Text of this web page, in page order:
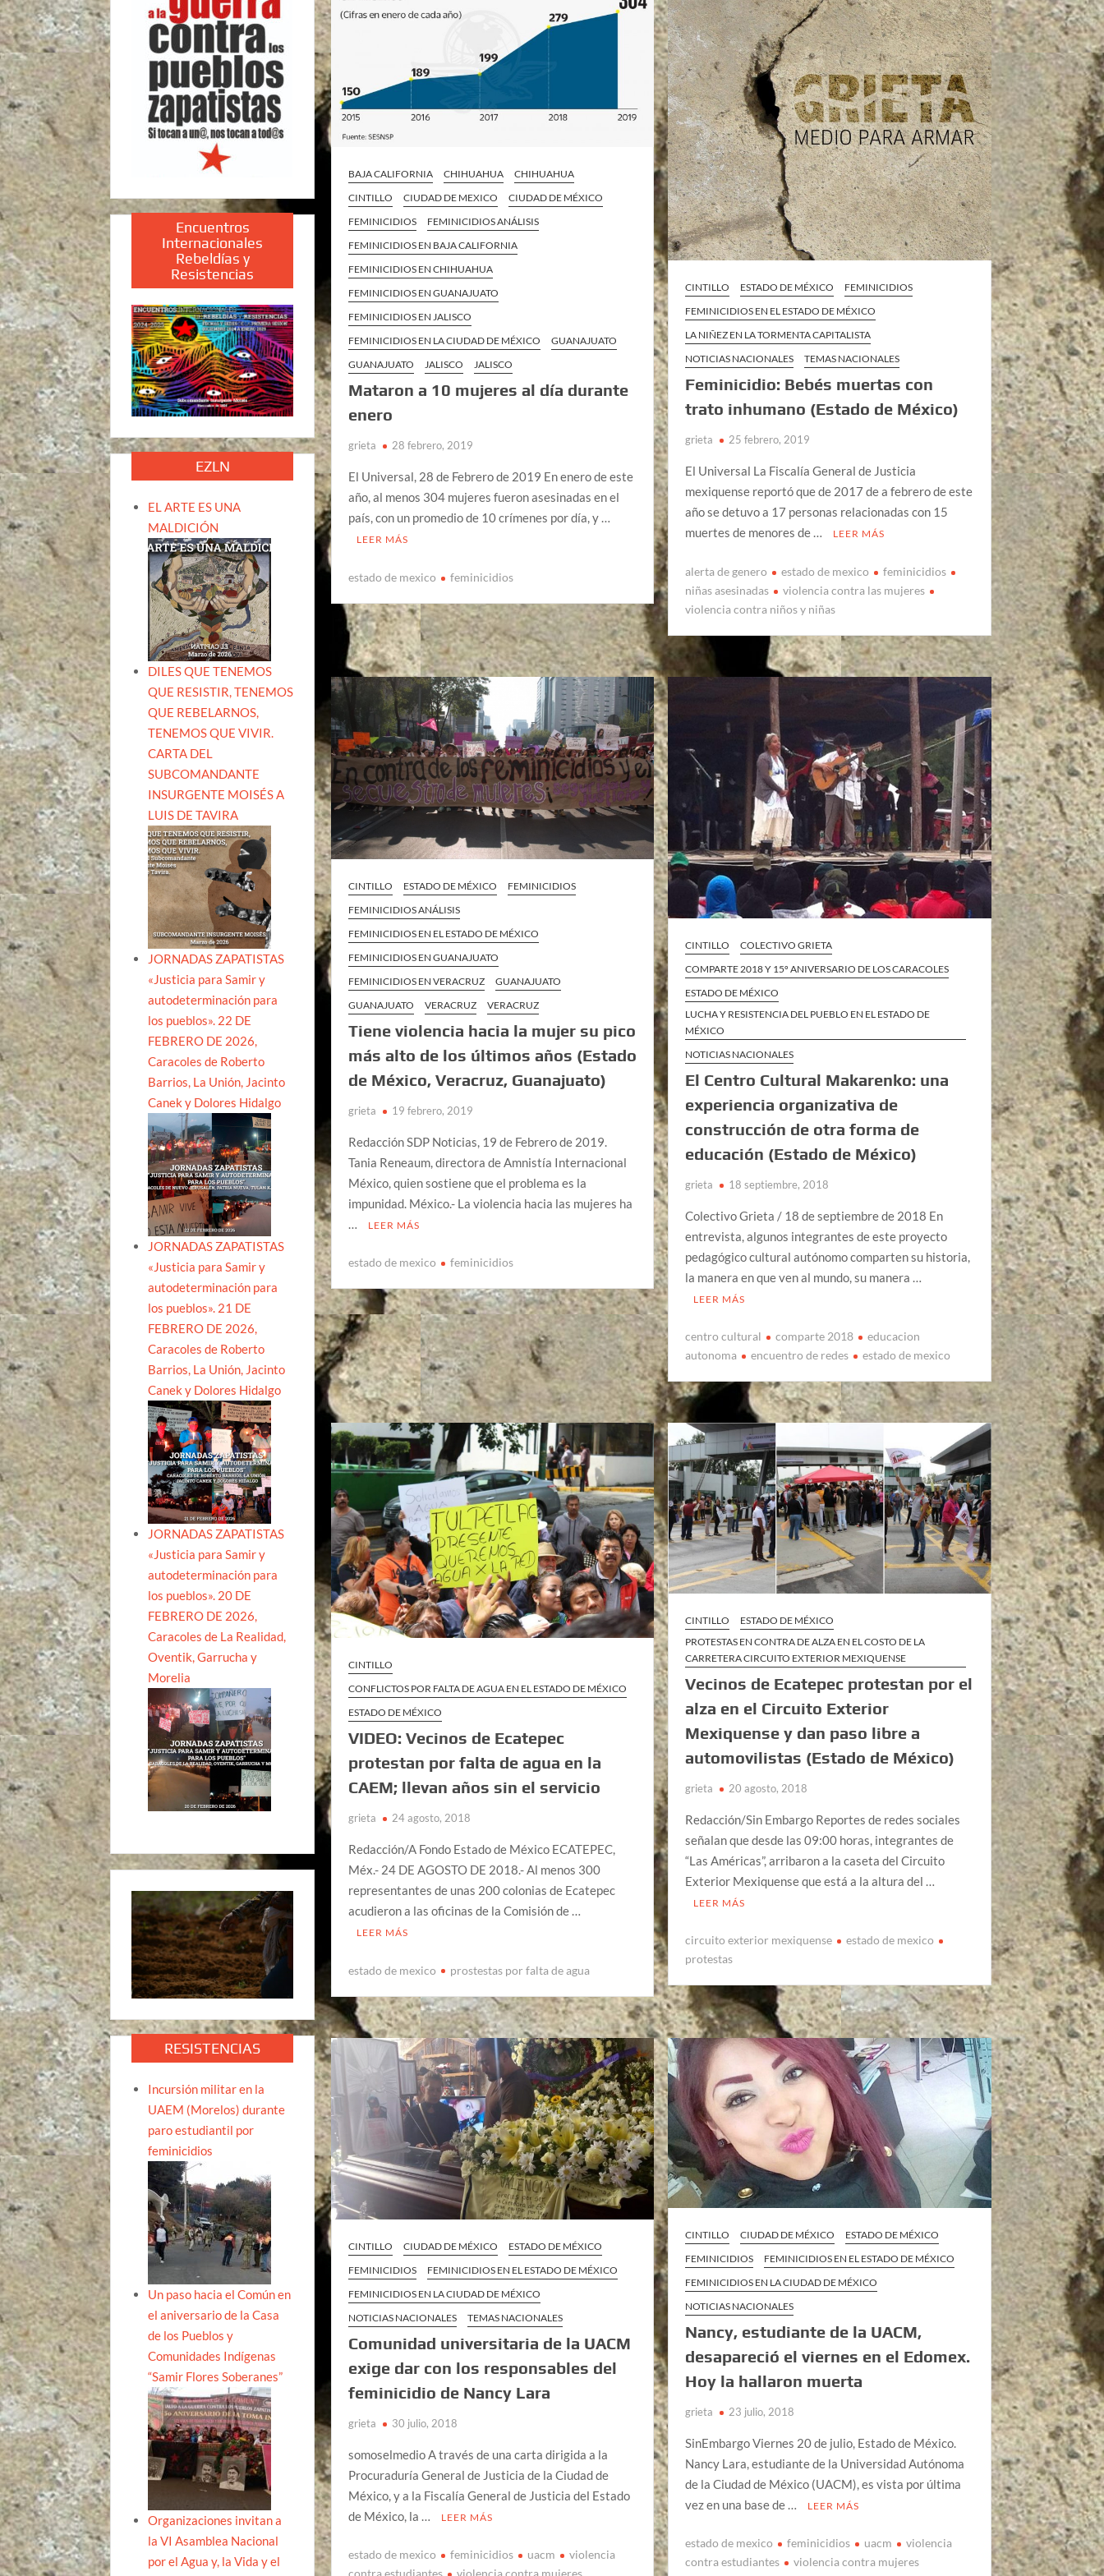
BAJA CALIFORNIA CHIHUAHUA
CHIHUAHUA
CINTILLO
CIUDAD DE MEXICO
CIUDAD DE MÉXICO
FEMINICIDIOS
FEMINICIDIOS ANÁLISIS
FEMINICIDIOS EN BAJA CALIFORNIA
FEMINICIDIOS EN CHIHUAHUA
FEMINICIDIOS EN GUANAJUATO
FEMINICIDIOS EN JALISCO
FEMINICIDIOS EN LA CIUDAD DE MÉXICO
GUANAJUATO
GUANAJUATO
JALISCO JALISCO
Mataron a 10 mujeres al día durante
enero
grieta 28 febrero, 2019
El Universal, 28 de Febrero de 2019 En enero de este
año, al menos 304 mujeres fueron asesinadas en el
país, con un promedio de 10 crímenes por día, y …
LEER MÁS
estado de mexico feminicidios
CINTILLO ESTADO DE MÉXICO
FEMINICIDIOS
FEMINICIDIOS EN EL ESTADO DE MÉXICO
LA NIÑEZ EN LA TORMENTA CAPITALISTA
NOTICIAS NACIONALES
TEMAS NACIONALES
Feminicidio: Bebés muertas con
trato inhumano (Estado de México)
grieta 25 febrero, 2019
El Universal La Fiscalía General de Justicia
mexiquense reportó que de 2017 de a febrero de este
año se detuvo a 17 personas relacionadas con 15
muertes de menores de …
LEER MÁS
alerta de genero estado de mexico
feminicidios
niñas asesinadas
violencia contra las mujeres
violencia contra niños y niñas
CINTILLO ESTADO DE MÉXICO
FEMINICIDIOS
FEMINICIDIOS ANÁLISIS
FEMINICIDIOS EN EL ESTADO DE MÉXICO
FEMINICIDIOS EN GUANAJUATO
FEMINICIDIOS EN VERACRUZ
GUANAJUATO
GUANAJUATO
VERACRUZ VERACRUZ
Tiene violencia hacia la mujer su pico
más alto de los últimos años (Estado
de México, Veracruz, Guanajuato)
grieta 19 febrero, 2019
Redacción SDP Noticias, 19 de Febrero de 2019.
Tania Reneaum, directora de Amnistía Internacional
México, quien sostiene que el problema es la
impunidad. México.- La violencia hacia las mujeres ha
…
LEER MÁS
estado de mexico feminicidios
CINTILLO
COLECTIVO GRIETA
COMPARTE 2018 Y 15º ANIVERSARIO DE LOS CARACOLES
ESTADO DE MÉXICO
LUCHA Y RESISTENCIA DEL PUEBLO EN EL ESTADO DE
MÉXICO
NOTICIAS NACIONALES
El Centro Cultural Makarenko: una
experiencia organizativa de
construcción de otra forma de
educación (Estado de México)
grieta 18 septiembre, 2018
Colectivo Grieta / 18 de septiembre de 2018 En
entrevista, algunos integrantes de este proyecto
pedagógico cultural autónomo comparten su historia,
la manera en que ven al mundo, su manera …
LEER MÁS
centro cultural comparte 2018
educacion
autonoma
encuentro de redes estado de mexico
CINTILLO
CONFLICTOS POR FALTA DE AGUA EN EL ESTADO DE MÉXICO
ESTADO DE MÉXICO
VIDEO: Vecinos de Ecatepec
protestan por falta de agua en la
CAEM; llevan años sin el servicio
grieta 24 agosto, 2018
Redacción/A Fondo Estado de México ECATEPEC,
Méx.- 24 DE AGOSTO DE 2018.- Al menos 300
representantes de unas 200 colonias de Ecatepec
acudieron a las oficinas de la Comisión de …
LEER MÁS
estado de mexico prostestas por falta de agua
CINTILLO
ESTADO DE MÉXICO
PROTESTAS EN CONTRA DE ALZA EN EL COSTO DE LA
CARRETERA CIRCUITO EXTERIOR MEXIQUENSE
Vecinos de Ecatepec protestan por el
alza en el Circuito Exterior
Mexiquense y dan paso libre a
automovilistas (Estado de México)
grieta 20 agosto, 2018
Redacción/Sin Embargo Reportes de redes sociales
señalan que desde las 09:00 horas, integrantes de
“Las Américas”, arribaron a la caseta del Circuito
Exterior Mexiquense que está a la altura del …
LEER MÁS
circuito exterior mexiquense
estado de mexico
protestas
CINTILLO CIUDAD DE MÉXICO
ESTADO DE MÉXICO
FEMINICIDIOS
FEMINICIDIOS EN EL ESTADO DE MÉXICO
FEMINICIDIOS EN LA CIUDAD DE MÉXICO
NOTICIAS NACIONALES
TEMAS NACIONALES
Comunidad universitaria de la UACM
exige dar con los responsables del
feminicidio de Nancy Lara
grieta 30 julio, 2018
somoselmedio A través de una carta dirigida a la
Procuraduría General de Justicia de la Ciudad de
México, y a la Fiscalía General de Justicia del Estado
de México, la …
LEER MÁS
estado de mexico feminicidios uacm
violencia
CINTILLO CIUDAD DE MÉXICO
ESTADO DE MÉXICO
FEMINICIDIOS
FEMINICIDIOS EN EL ESTADO DE MÉXICO
FEMINICIDIOS EN LA CIUDAD DE MÉXICO
NOTICIAS NACIONALES
Nancy, estudiante de la UACM,
desapareció el viernes en el Edomex.
Hoy la hallaron muerta
grieta 23 julio, 2018
SinEmbargo Viernes 20 de julio, Estado de México.
Nancy Lara, estudiante de la Universidad Autónoma
de la Ciudad de México (UACM), es vista por última
vez en una base de …
LEER MÁS
estado de mexico feminicidios uacm
violencia
contra estudiantes
violencia contra mujeres
Encuentros
Internacionales
Rebeldías y
Resistencias
EZLN
EL ARTE ES UNA
MALDICIÓN
DILES QUE TENEMOS
QUE RESISTIR, TENEMOS
QUE REBELARNOS,
TENEMOS QUE VIVIR.
CARTA DEL
SUBCOMANDANTE
INSURGENTE MOISÉS A
LUIS DE TAVIRA
JORNADAS ZAPATISTAS
«Justicia para Samir y
autodeterminación para
los pueblos». 22 DE
FEBRERO DE 2026,
Caracoles de Roberto
Barrios, La Unión, Jacinto
Canek y Dolores Hidalgo
JORNADAS ZAPATISTAS
«Justicia para Samir y
autodeterminación para
los pueblos». 21 DE
FEBRERO DE 2026,
Caracoles de Roberto
Barrios, La Unión, Jacinto
Canek y Dolores Hidalgo
JORNADAS ZAPATISTAS
«Justicia para Samir y
autodeterminación para
los pueblos». 20 DE
FEBRERO DE 2026,
Caracoles de La Realidad,
Oventik, Garrucha y
Morelia
RESISTENCIAS
Incursión militar en la
UAEM (Morelos) durante
paro estudiantil por
feminicidios
Un paso hacia el Común en
el aniversario de la Casa
de los Pueblos y
Comunidades Indígenas
“Samir Flores Soberanes”
Organizaciones invitan a
la VI Asamblea Nacional
por el Agua y, la Vida y el